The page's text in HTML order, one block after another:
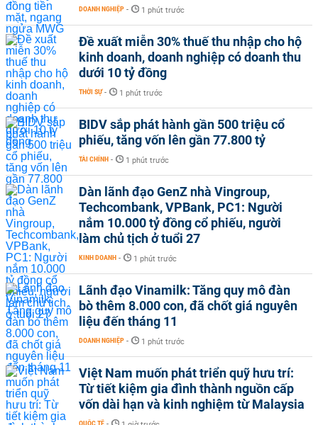
DOANH NGHIỆP - 1 phút trước
Đề xuất miễn 30% thuế thu nhập cho hộ
kinh doanh, doanh nghiệp có doanh thu
dưới 10 tỷ đồng
THỜI SỰ - 1 phút trước
BIDV sắp phát hành gần 500 triệu cổ
phiếu, tăng vốn lên gần 77.800 tỷ
TÀI CHÍNH - 1 phút trước
Dàn lãnh đạo GenZ nhà Vingroup,
Techcombank, VPBank, PC1: Người
nắm 10.000 tỷ đồng cổ phiếu, người
làm chủ tịch ở tuổi 27
KINH DOANH - 1 phút trước
Lãnh đạo Vinamilk: Tăng quy mô đàn
bò thêm 8.000 con, đã chốt giá nguyên
liệu đến tháng 11
DOANH NGHIỆP - 1 phút trước
Việt Nam muốn phát triển quỹ hưu trí:
Từ tiết kiệm gia đình thành nguồn cấp
vốn dài hạn và kinh nghiệm từ Malaysia
QUỐC TẾ